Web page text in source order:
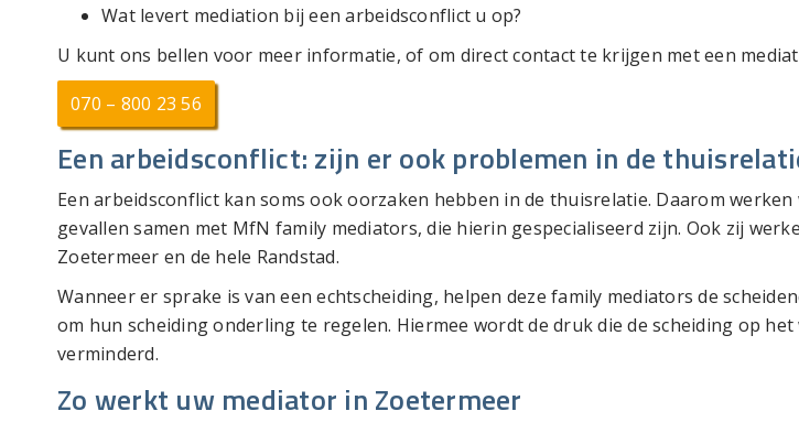
Wat levert mediation bij een arbeidsconflict u op?
U kunt ons bellen voor meer informatie, of om direct contact te krijgen met een
070 – 800 23 56
Een arbeidsconflict: zijn er ook problemen in de
Een arbeidsconflict kan soms ook oorzaken hebben in de thuisrelatie. Daarom werken
gevallen samen met MfN family mediators, die hierin gespecialiseerd zijn. Ook zij
Zoetermeer en de hele Randstad.
Wanneer er sprake is van een echtscheiding, helpen deze family mediators de
om hun scheiding onderling te regelen. Hiermee wordt de druk die de scheiding op
verminderd.
Zo werkt uw mediator in Zoetermeer